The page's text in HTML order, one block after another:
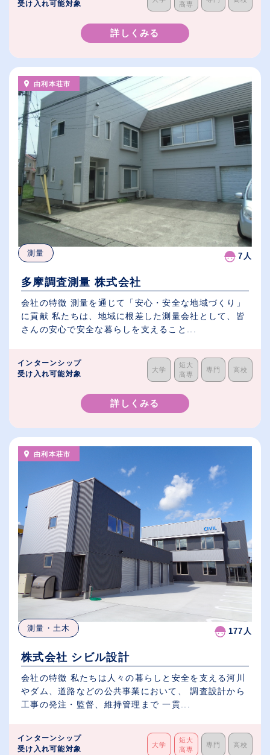
受け入れ可能対象 高専
詳しくみる
由利本荘市
測量 7人
多摩調査測量 株式会社
会社の特徴 測量を通じて「安心・安全な地域づくり」
に貢献 私たちは、地域に根差した測量会社として、皆
さんの安心で安全な暮らしを支えること...
インターンシップ
受け入れ可能対象
大学
短大
高専
専門 高校
詳しくみる
由利本荘市
測量・土木 177人
株式会社 シビル設計
会社の特徴 私たちは人々の暮らしと安全を支える河川
やダム、道路などの公共事業において、 調査設計から
工事の発注・監督、維持管理まで 一貫...
インターンシップ
受け入れ可能対象
大学
短大
高専
専門 高校